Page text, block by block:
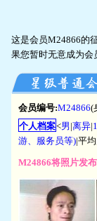
这是会员M24866的
果您暂时无意成为会
会员编号:M24866(
个人档案<男|离异|
游、服务员等)|平
M24866将照片发